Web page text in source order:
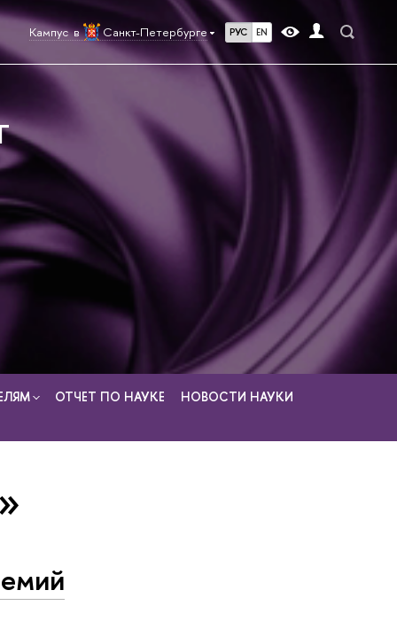
Кампус в Санкт-Петербурге РУС EN
ОТЧЕТ ПО НАУКЕ НОВОСТИ НАУКИ